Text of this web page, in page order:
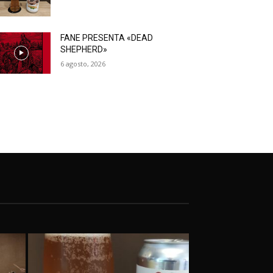
FANE PRESENTA «DEAD
SHEPHERD»
6 agosto, 2026